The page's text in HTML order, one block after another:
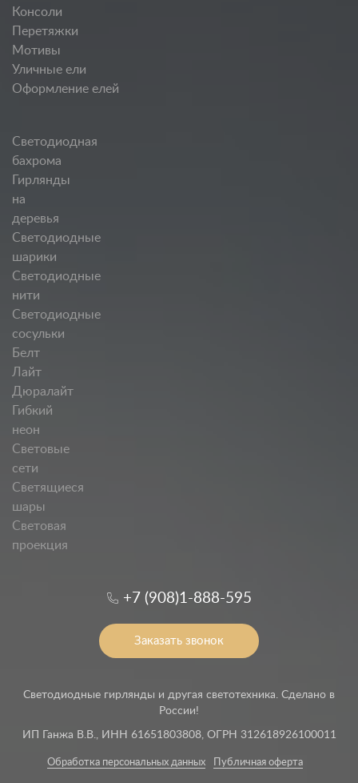
Консоли
Перетяжки
Мотивы
Уличные ели
Оформление елей
Светодиодная
бахрома
Гирлянды
на
деревья
Светодиодные
шарики
Светодиодные
нити
Светодиодные
сосульки
Белт
Лайт
Дюралайт
Гибкий
неон
Световые
сети
Светящиеся
шары
Световая
проекция
+7 (908)1-888-595
Заказать звонок
Светодиодные гирлянды и другая светотехника. Сделано в
России!
ИП Ганжа В.В., ИНН 61651803808, ОГРН 312618926100011
Обработка персональных данных Публичная оферта